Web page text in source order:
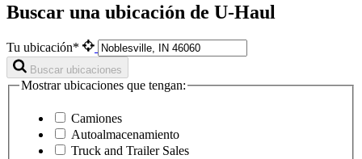
Buscar una ubicación de U-Haul
Tu ubicación*
Buscar ubicaciones
Mostrar ubicaciones que tengan:
Camiones
Autoalmacenamiento
Truck and Trailer Sales